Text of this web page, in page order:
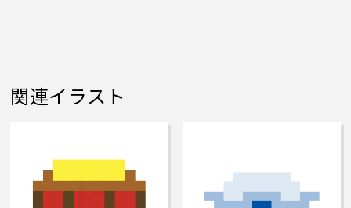
関連イラスト